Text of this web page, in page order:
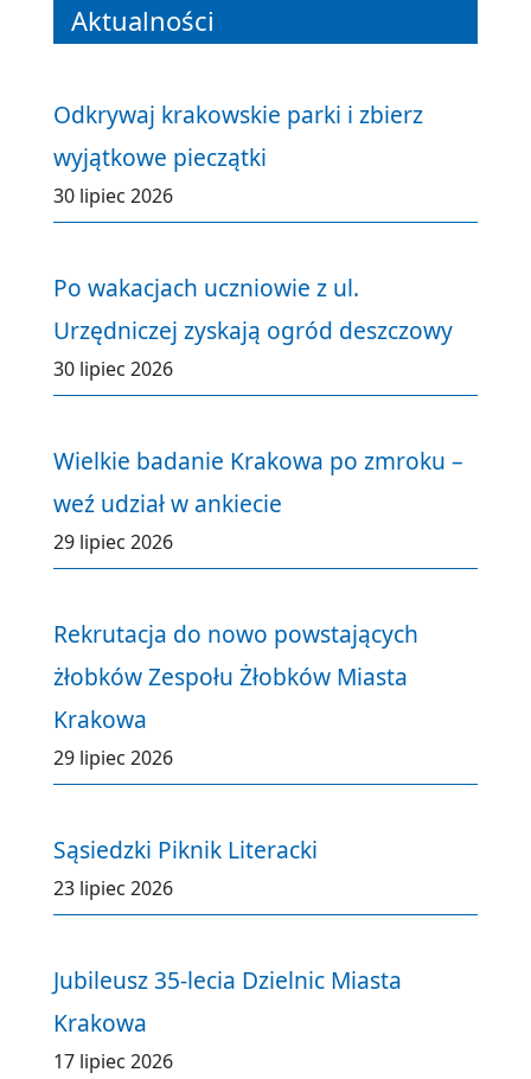
Aktualności
Odkrywaj krakowskie parki i zbierz
wyjątkowe pieczątki
30 lipiec 2026
Po wakacjach uczniowie z ul.
Urzędniczej zyskają ogród deszczowy
30 lipiec 2026
Wielkie badanie Krakowa po zmroku –
weź udział w ankiecie
29 lipiec 2026
Rekrutacja do nowo powstających
żłobków Zespołu Żłobków Miasta
Krakowa
29 lipiec 2026
Sąsiedzki Piknik Literacki
23 lipiec 2026
Jubileusz 35-lecia Dzielnic Miasta
Krakowa
17 lipiec 2026